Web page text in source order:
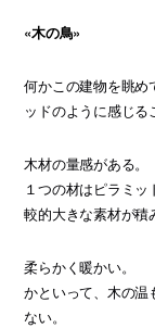
«木の鳥»
何かこの建物を眺め
ッドのように感じる
木材の量感がある。
１つの材はピラミ
較的大きな素材が積
柔らかく暖かい。
かといって、木の温
ない。